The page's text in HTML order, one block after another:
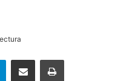
TelegramEnviar vía email Imprimir